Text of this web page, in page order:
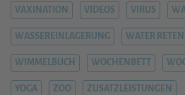
VAXINATION VIDEOS VIRUS
WASSEREINLAGERUNG WATER
WIMMELBUCH WOCHENBETT
YOGA ZOO ZUSATZLEISTUNGEN